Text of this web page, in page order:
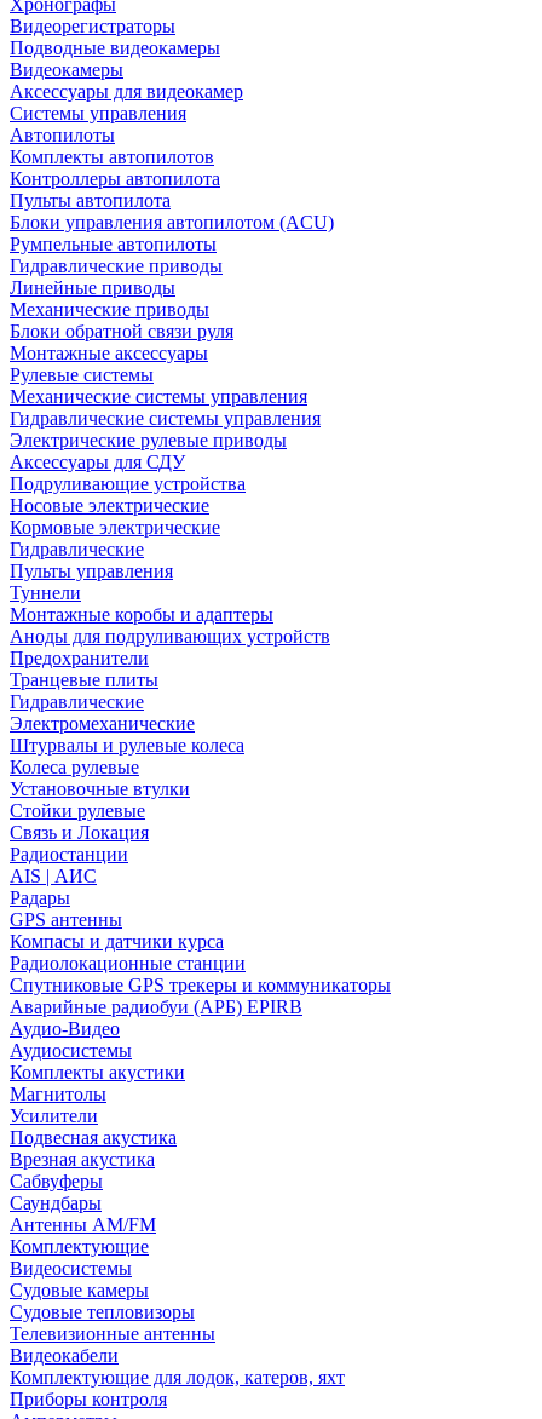
Хронографы
Видеорегистраторы
Подводные видеокамеры
Видеокамеры
Аксессуары для видеокамер
Системы управления
Автопилоты
Комплекты автопилотов
Контроллеры автопилота
Пульты автопилота
Блоки управления автопилотом (ACU)
Румпельные автопилоты
Гидравлические приводы
Линейные приводы
Механические приводы
Блоки обратной связи руля
Монтажные аксессуары
Рулевые системы
Механические системы управления
Гидравлические системы управления
Электрические рулевые приводы
Аксессуары для СДУ
Подруливающие устройства
Носовые электрические
Кормовые электрические
Гидравлические
Пульты управления
Туннели
Монтажные коробы и адаптеры
Аноды для подруливающих устройств
Предохранители
Транцевые плиты
Гидравлические
Электромеханические
Штурвалы и рулевые колеса
Колеса рулевые
Установочные втулки
Стойки рулевые
Связь и Локация
Радиостанции
AIS | АИС
Радары
GPS антенны
Компасы и датчики курса
Радиолокационные станции
Спутниковые GPS трекеры и коммуникаторы
Аварийные радиобуи (АРБ) EPIRB
Аудио-Видео
Аудиосистемы
Комплекты акустики
Магнитолы
Усилители
Подвесная акустика
Врезная акустика
Сабвуферы
Саундбары
Антенны AM/FM
Комплектующие
Видеосистемы
Судовые камеры
Cудовые тепловизоры
Телевизионные антенны
Видеокабели
Комплектующие для лодок, катеров, яхт
Приборы контроля